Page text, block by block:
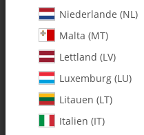
Niederlande (NL)
Malta (MT)
Lettland (LV)
Luxemburg (LU)
Litauen (LT)
Italien (IT)